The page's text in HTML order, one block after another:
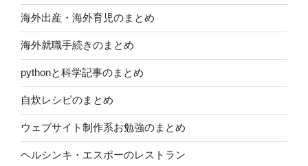
海外出産・海外育児のまとめ
海外就職手続きのまとめ
pythonと科学記事のまとめ
自炊レシピのまとめ
ウェブサイト制作系お勉強のまとめ
ヘルシンキ・エスポーのレストラン